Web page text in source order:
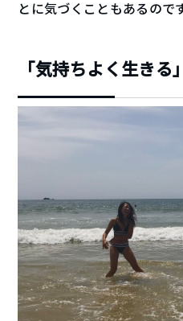
とに気づくこともあるので
「気持ちよく生き